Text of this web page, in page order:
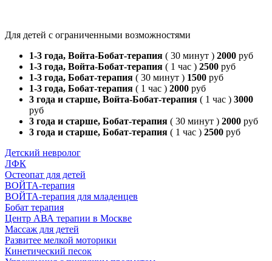
Для детей с ограниченными возможностями
1-3 года, Войта-Бобат-терапия ( 30 минут ) 2000 руб
1-3 года, Войта-Бобат-терапия ( 1 час ) 2500 руб
1-3 года, Бобат-терапия ( 30 минут ) 1500 руб
1-3 года, Бобат-терапия ( 1 час ) 2000 руб
3 года и старше, Войта-Бобат-терапия ( 1 час ) 3000
руб
3 года и старше, Бобат-терапия ( 30 минут ) 2000 руб
3 года и старше, Бобат-терапия ( 1 час ) 2500 руб
Детский невролог
ЛФК
Остеопат для детей
ВОЙТА-терапия
ВОЙТА-терапия для младенцев
Бобат терапия
Центр АВА терапии в Москве
Массаж для детей
Развитее мелкой моторики
Кинетический песок